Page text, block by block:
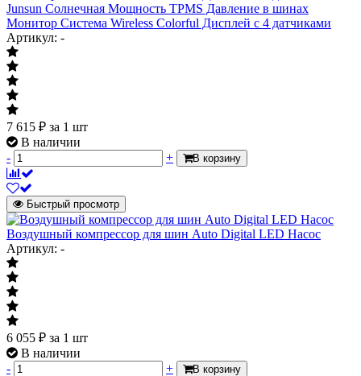
Junsun Солнечная Мощность TPMS Давление в шинах
Монитор Система Wireless Colorful Дисплей с 4 датчиками
Артикул: -
7 615 ₽ за 1 шт
В наличии
-
+ В корзину
Быстрый просмотр
Воздушный компрессор для шин Auto Digital LED Насос
Артикул: -
6 055 ₽ за 1 шт
В наличии
-
+ В корзину